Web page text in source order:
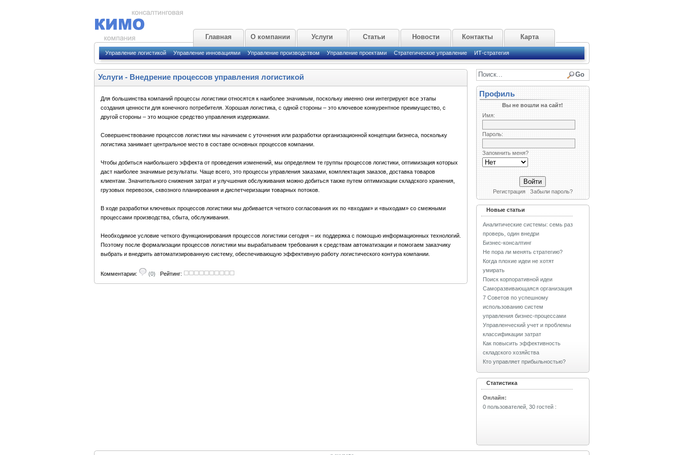
Главная О компании Услуги Статьи Новости Контакты Карта
Управление логистикой Управление инновациями Управление производством Управление проектами Стратегическое управление ИТ-стратегия
Услуги- Внедрение процессов управления логистикой
Для большинства компаний процессы логистики относятся к наиболее значимым, поскольку именно они интегрируют все этапы
создания ценности для конечного потребителя. Хорошая логистика, с одной стороны – это ключевое конкурентное преимущество, с
другой стороны – это мощное средство управления издержками.
Совершенствование процессов логистики мы начинаем с уточнения или разработки организационной концепции бизнеса, поскольку
логистика занимает центральное место в составе основных процессов компании.
Чтобы добиться наибольшего эффекта от проведения изменений, мы определяем те группы процессов логистики, оптимизация которых
даст наиболее значимые результаты. Чаще всего, это процессы управления заказами, комплектация заказов, доставка товаров
клиентам. Значительного снижения затрат и улучшения обслуживания можно добиться также путем оптимизации складского хранения,
грузовых перевозок, сквозного планирования и диспетчеризации товарных потоков.
В ходе разработки ключевых процессов логистики мы добивается четкого согласования их по «входам» и «выходам» со смежными
процессами производства, сбыта, обслуживания.
Необходимое условие четкого функционирования процессов логистики сегодня – их поддержка с помощью информационных технологий.
Поэтому после формализации процессов логистики мы вырабатываем требования к средствам автоматизации и помогаем заказчику
выбрать и внедрить автоматизированную систему, обеспечивающую эффективную работу логистического контура компании.
Комментарии: (0) Рейтинг:
Профиль
Вы не вошли на сайт!
Имя:
Пароль:
Запомнить меня?
Регистрация Забыли пароль?
Новые статьи
Аналитические системы: семь раз
проверь, один внедри
Бизнес-консалтинг
Не пора ли менять стратегию?
Когда плохие идеи не хотят
умирать
Поиск корпоративной идеи
Саморазвивающаяся организация
7 Советов по успешному
использованию систем
управления бизнес-процессами
Управленческий учет и проблемы
классификации затрат
Как повысить эффективность
складского хозяйства
Кто управляет прибыльностью?
Статистика
Онлайн:
0 пользователей, 30 гостей: